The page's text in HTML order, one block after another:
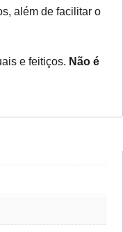
além de facilitar o
e feitiços. Não é